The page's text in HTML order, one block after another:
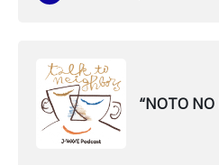
“NOTO NO